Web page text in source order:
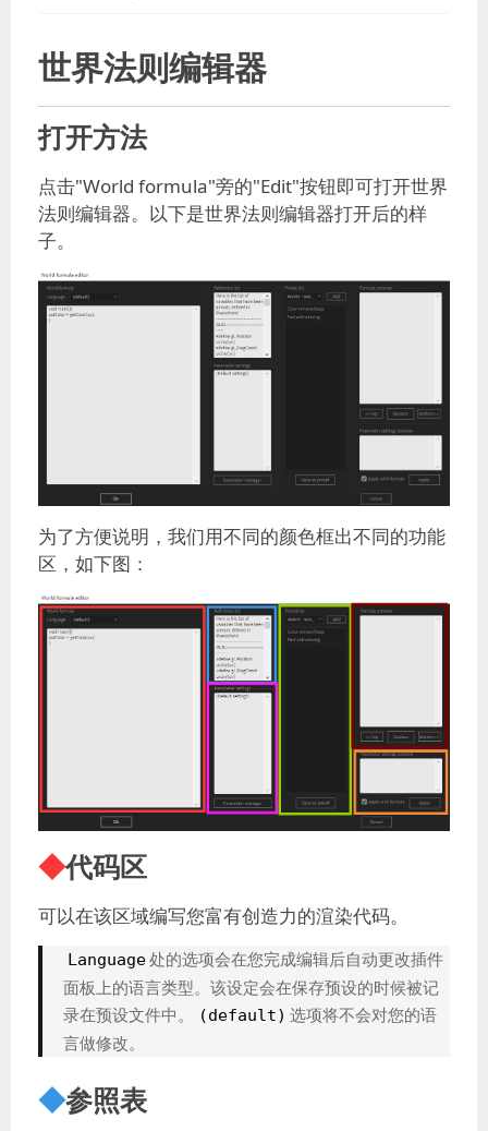
世界法则编辑器
打开方法
点击"World formula"旁的"Edit"按钮即可打开世界
法则编辑器。以下是世界法则编辑器打开后的样
子。
为了方便说明，我们用不同的颜色框出不同的功能
区，如下图：
◆代码区
可以在该区域编写您富有创造力的渲染代码。
Language 处的选项会在您完成编辑后自动更改插件
面板上的语言类型。该设定会在保存预设的时候被记
录在预设文件中。
(default) 选项将不会对您的语
言做修改。
◆参照表